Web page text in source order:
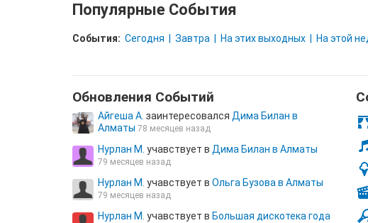
Популярные События
События: Сегодня Завтра На этих выходных На этой
Обновления Cобытий
Айгеша А. заинтересовался Дима Билан в
Алматы 78 месяцев назад
Нурлан М. учавствует в Дима Билан в Алматы
79 месяцев назад
Нурлан М. учавствует в Ольга Бузова в Алматы
79 месяцев назад
Нурлан М. учавствует в Большая дискотека года